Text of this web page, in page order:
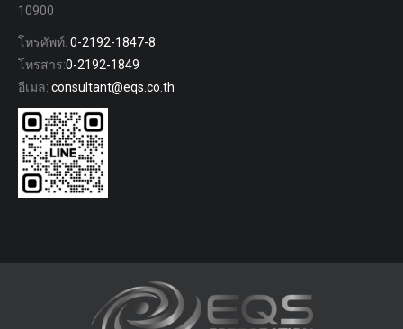
10900
โทรศัพท์: 0-2192-1847-8
โทรสาร:0-2192-1849
อีเมล: consultant@eqs.co.th